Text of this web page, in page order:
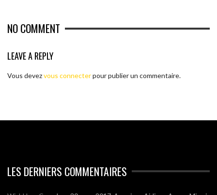
NO COMMENT
LEAVE A REPLY
Vous devezvous connecterpour publier un commentaire.
LES DERNIERS COMMENTAIRES